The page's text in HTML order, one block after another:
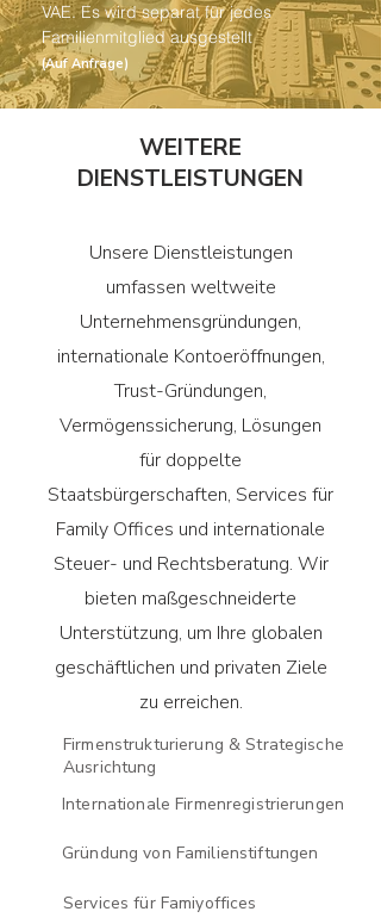
VAE. Es wird separat für jedes
Familienmitglied ausgestellt
(Auf Anfrage)
WEITERE
DIENSTLEISTUNGEN
Unsere Dienstleistungen
umfassen weltweite
Unternehmensgründungen,
internationale Kontoeröffnungen,
Trust-Gründungen,
Vermögenssicherung, Lösungen
für doppelte
Staatsbürgerschaften, Services für
Family Offices und internationale
Steuer- und Rechtsberatung. Wir
bieten maßgeschneiderte
Unterstützung, um Ihre globalen
geschäftlichen und privaten Ziele
zu erreichen.
Firmenstrukturierung & Strategische
Ausrichtung
Internationale Firmenregistrierungen
Gründung von Familienstiftungen
Services für Famiyoffices